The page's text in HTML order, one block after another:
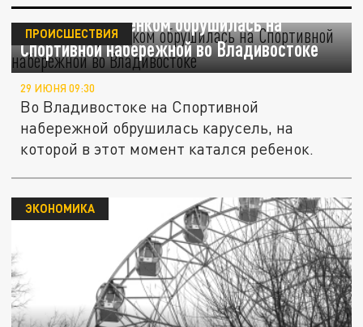
Карусель с ребенком обрушилась на
Спортивной набережной во Владивостоке
ПРОИСШЕСТВИЯ
29 ИЮНЯ 09:30
Во Владивостоке на Спортивной
набережной обрушилась карусель, на
которой в этот момент катался ребенок.
ЭКОНОМИКА